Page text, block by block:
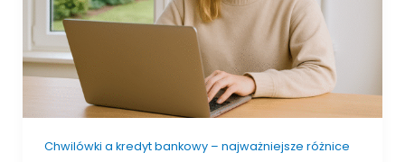
Chwilówki a kredyt bankowy – najważniejsze różnice
najważniejsze
różnice